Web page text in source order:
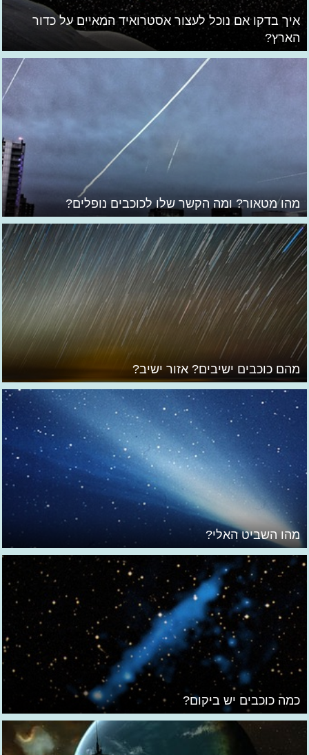
איך בדקו אם נוכל לעצור אסטרואיד המאיים על כדור
הארץ?
מהו מטאור? ומה הקשר שלו לכוכבים נופלים?
מהם כוכבים ישיבים? אזור ישיב?
מהו השביט האלי?
כמה כוכבים יש ביקום?